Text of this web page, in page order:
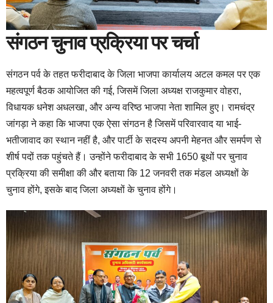
संगठन चुनाव प्रक्रिया पर चर्चा
संगठन पर्व के तहत फरीदाबाद के जिला भाजपा कार्यालय अटल कमल पर एक
महत्वपूर्ण बैठक आयोजित की गई, जिसमें जिला अध्यक्ष राजकुमार वोहरा,
विधायक धनेश अधलखा, और अन्य वरिष्ठ भाजपा नेता शामिल हुए। रामचंद्र
जांगड़ा ने कहा कि भाजपा एक ऐसा संगठन है जिसमें परिवारवाद या भाई-
भतीजावाद का स्थान नहीं है, और पार्टी के सदस्य अपनी मेहनत और समर्पण से
शीर्ष पदों तक पहुंचते हैं। उन्होंने फरीदाबाद के सभी 1650 बूथों पर चुनाव
प्रक्रिया की समीक्षा की और बताया कि 12 जनवरी तक मंडल अध्यक्षों के
चुनाव होंगे, इसके बाद जिला अध्यक्षों के चुनाव होंगे।